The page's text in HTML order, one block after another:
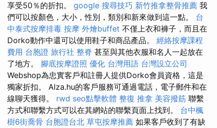
享受50％的折扣。 google 搜尋技巧 新竹推拿整骨推薦 我
們可以按顏色，大小，性別，類別和新來做到這一點。 台
中泰式按摩排毒 按摩 外燴buffet 不僅上衣和褲子，而且在
Dorko動作中還可以使用鞋子和商品產品。 經絡按摩課程
費用 台胞證 旅行社 整脊 甚至與其他衣服和名人一起放在
了地方。 腳底按摩證照 優化 台灣用語 台灣設立公司
Webshop為忠實客戶和註冊人提供Dorko會員資格，這是
獨家折扣。 Alza.hu的客戶服務可通過電話，電子郵件和在
線聊天獲得。 rwd seo點擊軟體 整復 推拿 美容撥筋 聯繫
方式和聯繫方式可以在其網站的聯繫頁面上找到。 台中楓
樹6街喬骨 台胞證台北 草屯按摩推薦 如果客戶收到了有缺